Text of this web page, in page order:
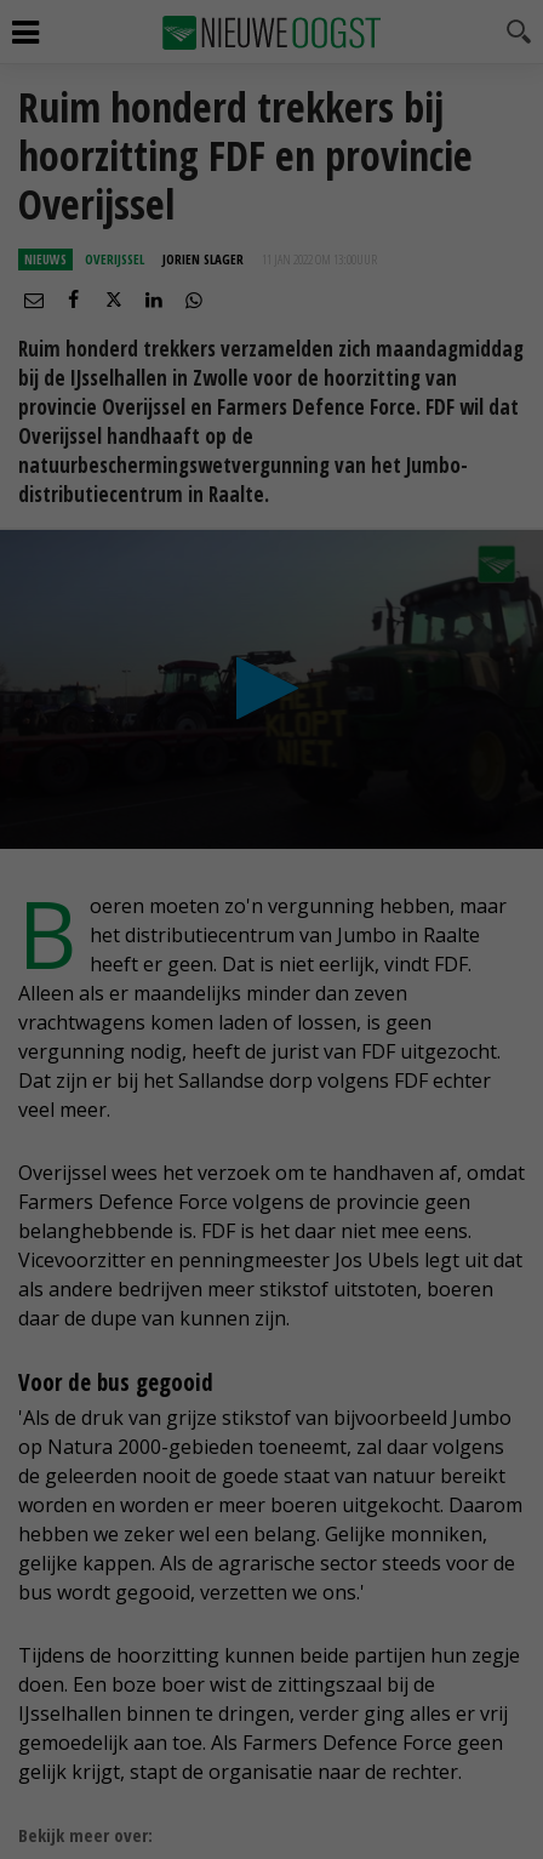
Ruim honderd trekkers bij
hoorzitting FDF en provincie
Overijssel
NIEUWS OVERIJSSEL JORIEN SLAGER 11 JAN 2022 OM 13:00
Ruim honderd trekkers verzamelden zich maandagmiddag
bij de IJsselhallen in Zwolle voor de hoorzitting van
provincie Overijssel en Farmers Defence Force. FDF wil dat
Overijssel handhaaft op de
natuurbeschermingswetvergunning van het Jumbo-
distributiecentrum in Raalte.
B
oeren moeten zo'n vergunning hebben, maar
het distributiecentrum van Jumbo in Raalte
heeft er geen. Dat is niet eerlijk, vindt FDF.
Alleen als er maandelijks minder dan zeven
vrachtwagens komen laden of lossen, is geen
vergunning nodig, heeft de jurist van FDF uitgezocht.
Dat zijn er bij het Sallandse dorp volgens FDF echter
veel meer.
Overijssel wees het verzoek om te handhaven af, omdat
Farmers Defence Force volgens de provincie geen
belanghebbende is. FDF is het daar niet mee eens.
Vicevoorzitter en penningmeester Jos Ubels legt uit dat
als andere bedrijven meer stikstof uitstoten, boeren
daar de dupe van kunnen zijn.
Voor de bus gegooid
'Als de druk van grijze stikstof van bijvoorbeeld Jumbo
op Natura 2000-gebieden toeneemt, zal daar volgens
de geleerden nooit de goede staat van natuur bereikt
worden en worden er meer boeren uitgekocht. Daarom
hebben we zeker wel een belang. Gelijke monniken,
gelijke kappen. Als de agrarische sector steeds voor de
bus wordt gegooid, verzetten we ons.'
Tijdens de hoorzitting kunnen beide partijen hun zegje
doen. Een boze boer wist de zittingszaal bij de
IJsselhallen binnen te dringen, verder ging alles er vrij
gemoedelijk aan toe. Als Farmers Defence Force geen
gelijk krijgt, stapt de organisatie naar de rechter.
Bekijk meer over: